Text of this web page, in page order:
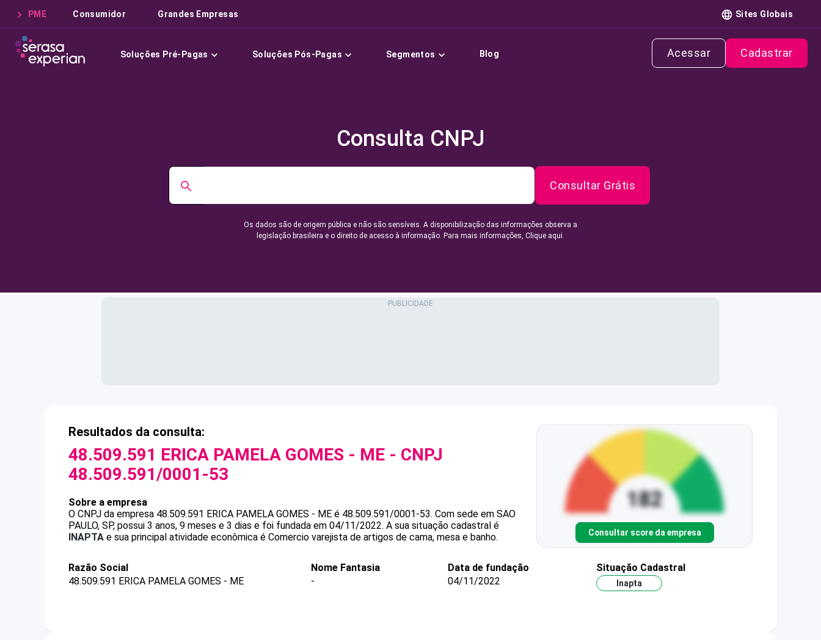
PME Consumidor Grandes Empresas Sites Globais
Soluções Pré-Pagas Soluções Pós-Pagas Segmentos Blog Acessar Cadastrar
Consulta CNPJ
Consultar Grátis
Os dados são de origem pública e não são sensíveis. A disponibilização das informações observa a
legislação brasileira e o direito de acesso à informação. Para mais informações, Clique aqui.
Resultados da consulta:
48.509.591 ERICA PAMELA GOMES - ME - CNPJ
48.509.591/0001-53
Sobre a empresa
O CNPJ da empresa 48.509.591 ERICA PAMELA GOMES - ME é 48.509.591/0001-53. Com sede em SAO
PAULO, SP, possui 3 anos, 9 meses e 3 dias e foi fundada em 04/11/2022. A sua situação cadastral é
INAPTA e sua principal atividade econômica é Comercio varejista de artigos de cama, mesa e banho. Consultar score da empresa
Razão Social
48.509.591 ERICA PAMELA GOMES - ME
Nome Fantasia
-
Data de fundação
04/11/2022
Situação Cadastral
Inapta